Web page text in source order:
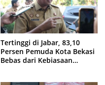
Tertinggi di Jabar, 83,10
Persen Pemuda Kota Bekasi
Bebas dari Kebiasaan